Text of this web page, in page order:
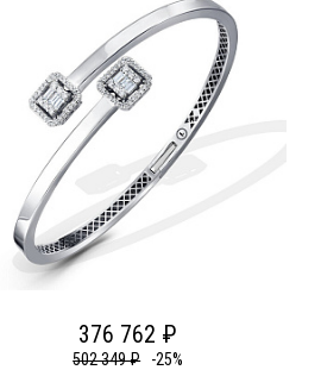
376 762 ₽
502 349 ₽ -25%